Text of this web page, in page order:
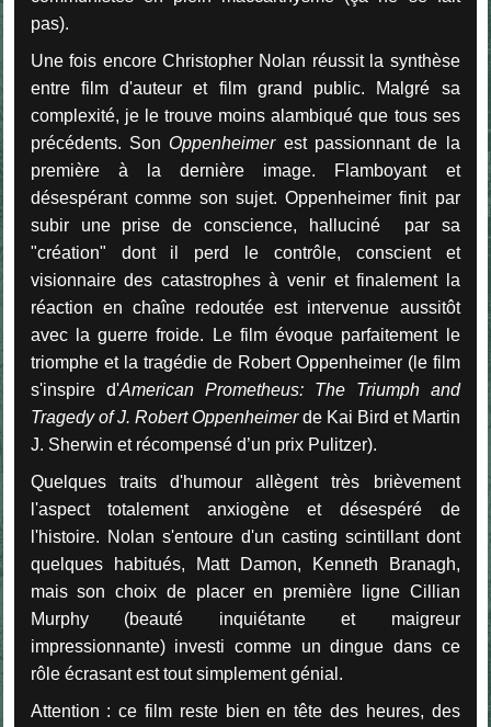
pas).
Une fois encore Christopher Nolan réussit la synthèse
entre film d'auteur et film grand public. Malgré sa
complexité, je le trouve moins alambiqué que tous ses
précédents. Son Oppenheimerest passionnant de la
première à la dernière image. Flamboyant et
désespérant comme son sujet. Oppenheimer finit par
subir une prise de conscience, halluciné par sa
"création" dont il perd le contrôle, conscient et
visionnaire des catastrophes à venir et finalement la
réaction en chaîne redoutée est intervenue aussitôt
avec la guerre froide. Le film évoque parfaitement le
triomphe et la tragédie de Robert Oppenheimer (le film
s'inspire d'American Prometheus: The Triumph and
Tragedy of J. Robert Oppenheimerde Kai Bird et Martin
J. Sherwin et récompensé d’un prix Pulitzer).
Quelques traits d'humour allègent très brièvement
l'aspect totalement anxiogène et désespéré de
l'histoire. Nolan s'entoure d'un casting scintillant dont
quelques habitués, Matt Damon, Kenneth Branagh,
mais son choix de placer en première ligne Cillian
Murphy (beauté inquiétante et maigreur
impressionnante) investi comme un dingue dans ce
rôle écrasant est tout simplement génial.
Attention : ce film reste bien en tête des heures, des